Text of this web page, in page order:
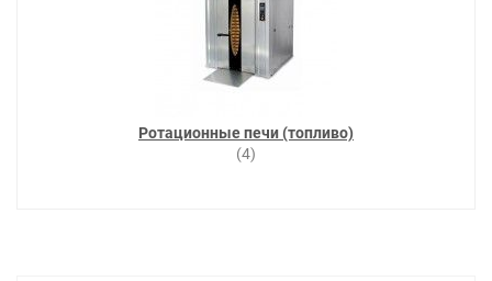
Ротационные печи (топливо)
(4)